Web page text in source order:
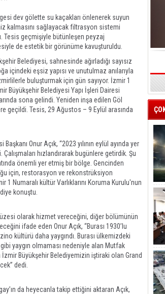
dev gölette su kaçakları önlenerek suyun
kalmasını sağlayacak filtrasyon sistemi
Tesis geçmişiyle bütünleşen peyzaj
de estetik bir görünüme kavuşturuldu.
Belediyesi, sahnesinde ağırladığı sayısız
içindeki eşsiz yapısı ve unutulmaz anılarıyla
buluşturmak için gün sayıyor. İzmir 1
Büyükşehir Belediyesi Yapı İşleri Dairesi
sona gelindi. Yeniden inşa edilen Göl
geçildi. Tesis, 29 Ağustos – 9 Eylül arasında
Onur Açık, “2023 yılının eylül ayında yer
hızlandırarak bugünlere getirdik. Şu
önemli yer etmiş bir bölge. Gencinden
için, restorasyon ve rekonstrüksiyon
Numaralı kültür Varlıklarını Koruma Kurulu'nun
konuştu.
olarak hizmet vereceğini, diğer bölümünün
ifade eden Onur Açık, “Burası 1930’lu
kültürü daha yaygındı. Burası ülkemizdeki
yaygın olmaması nedeniyle alan Mutfak
Büyükşehir Belediyemizin iştiraki olan Grand
dedi.
da heyecanla takip ettiğini aktaran Açık,